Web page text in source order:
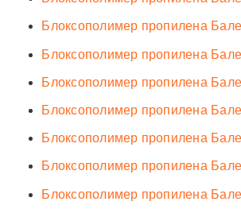
Блоксополимер пропилена
Блоксополимер пропилена
Блоксополимер пропилена
Блоксополимер пропилена
Блоксополимер пропилена
Блоксополимер пропилена
Блоксополимер пропилена